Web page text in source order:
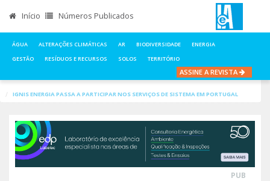
Início Números Publicados
ÁGUA ALTERAÇÕES CLIMÁTICAS AR BIODIVERSIDADE
ENERGIA
GESTÃO
RESÍDUOS E RECURSOS SOLOS TERRITÓRIO
ASSINE A REVISTA
IGNIS ENERGIA PASSA A PARTICIPAR NOS SERVIÇOS DE SISTEMA EM PORTUGAL
PUB